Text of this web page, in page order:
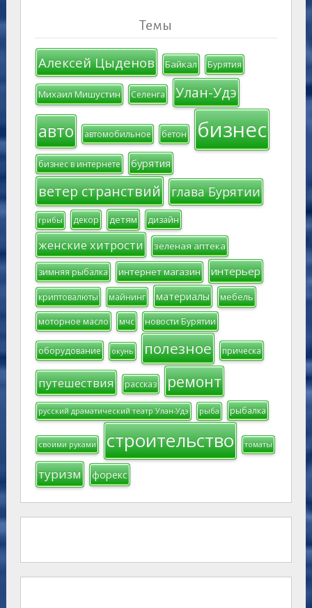
Темы
Алексей Цыденов Байкал Бурятия
Михаил Мишустин Селенга Улан-Удэ
авто автомобильное бетон бизнес
бизнес в интернете бурятия
ветер странствий глава Бурятии
грибы декор детям дизайн
женские хитрости зеленая аптека
зимняя рыбалка интернет магазин интерьер
криптовалюты майнинг материалы мебель
моторное масло мчс новости Бурятии
оборудование окунь полезное прическа
путешествия рассказ ремонт
русский драматический театр Улан-Удэ рыба рыбалка
своими руками строительство томаты
туризм форекс